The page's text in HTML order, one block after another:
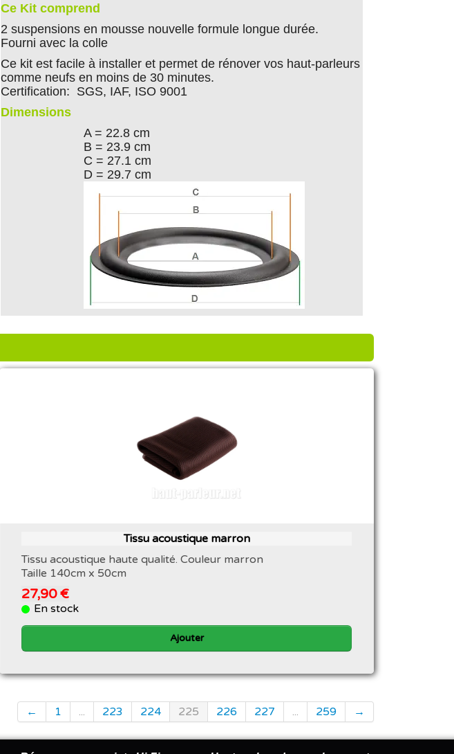
Ce Kit comprend
2 suspensions en mousse nouvelle formule longue durée.
Fourni avec la colle
Ce kit est facile à installer et permet de rénover vos haut-parleurs
comme neufs en moins de 30 minutes.
Certification: SGS, IAF, ISO 9001
Dimensions
A = 22.8 cm
B = 23.9 cm
C = 27.1 cm
D = 29.7 cm
Tissu acoustique marron
Tissu acoustique haute qualité. Couleur marron
Taille 140cm x 50cm
27,90 €
En stock
Ajouter
← 1 ... 223 224 225 226 227 ... 259 →